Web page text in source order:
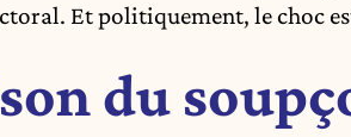
Et politiquement, le choc
du